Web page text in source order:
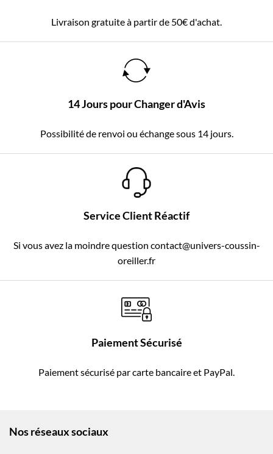
Livraison gratuite à partir de 50€ d'achat.
14 Jours pour Changer d'Avis
Possibilité de renvoi ou échange sous 14 jours.
Service Client Réactif
Si vous avez la moindre question contact@univers-coussin-
oreiller.fr
Paiement Sécurisé
Paiement sécurisé par carte bancaire et PayPal.
Nos réseaux sociaux